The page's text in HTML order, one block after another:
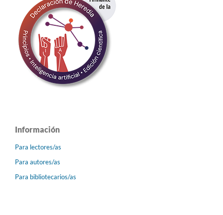
Información
Para lectores/as
Para autores/as
Para bibliotecarios/as